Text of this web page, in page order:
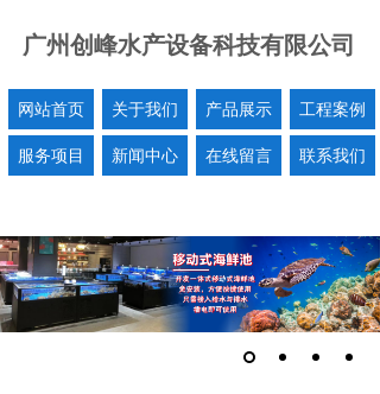
广州创峰水产设备科技有限公司
网站首页 关于我们 产品展示 工程案例
服务项目 新闻中心 在线留言 联系我们